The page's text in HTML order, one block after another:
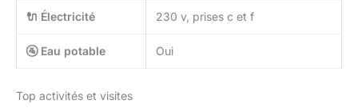
🔌 Électricité 230 v, prises c et f
🚰 Eau potable Oui
Top activités et visites